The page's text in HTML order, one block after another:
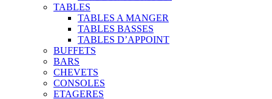
TABLES
TABLES A MANGER
TABLES BASSES
TABLES D’APPOINT
BUFFETS
BARS
CHEVETS
CONSOLES
ETAGERES